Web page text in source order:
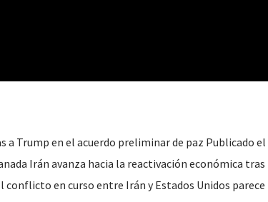
a Trump en el acuerdo preliminar de paz Publicado el
Irán avanza hacia la reactivación económica tras
conflicto en curso entre Irán y Estados Unidos parece